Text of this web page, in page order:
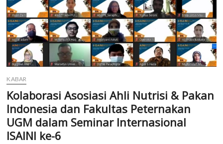
KABAR
Kolaborasi Asosiasi Ahli Nutrisi & Pakan
Indonesia dan Fakultas Peternakan
UGM dalam Seminar Internasional
ISAINI ke-6